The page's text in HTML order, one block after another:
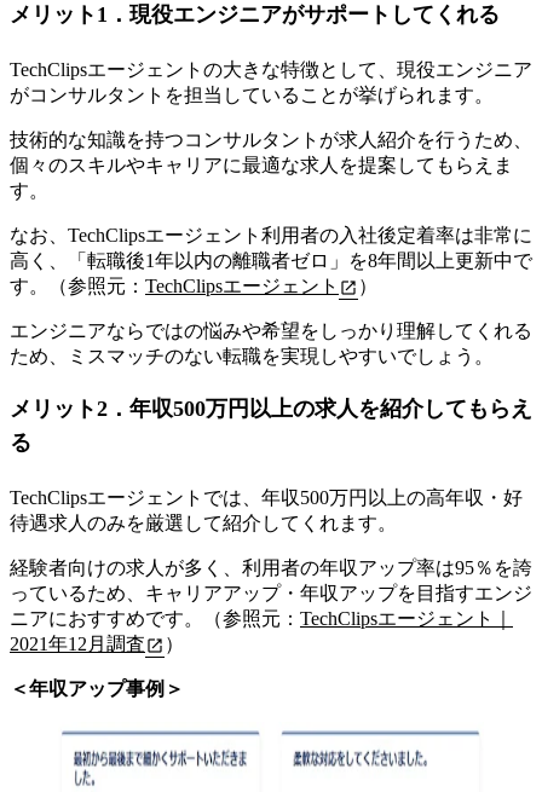
メリット1．現役エンジニアがサポートしてくれる
TechClipsエージェントの大きな特徴として、現役エンジニア
がコンサルタントを担当していることが挙げられます。
技術的な知識を持つコンサルタントが求人紹介を行うため、
個々のスキルやキャリアに最適な求人を提案してもらえま
す。
なお、TechClipsエージェント利用者の入社後定着率は非常に
高く、「転職後1年以内の離職者ゼロ」を8年間以上更新中で
す。（参照元： TechClipsエージェント ）
エンジニアならではの悩みや希望をしっかり理解してくれる
ため、ミスマッチのない転職を実現しやすいでしょう。
メリット2．年収500万円以上の求人を紹介してもらえ
る
TechClipsエージェントでは、年収500万円以上の高年収・好
待遇求人のみを厳選して紹介してくれます。
経験者向けの求人が多く、 利用者の年収アップ率は95％を誇
っているため、キャリアアップ・年収アップを目指すエンジ
ニアにおすすめです。
（参照元： TechClipsエージェント｜
2021年12月調査
）
＜年収アップ事例＞